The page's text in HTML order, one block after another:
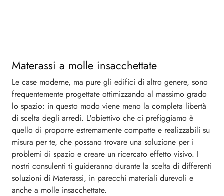
Materassi a molle insacchettate
Le case moderne, ma pure gli edifici di altro genere, sono
frequentemente progettate ottimizzando al massimo grado
lo spazio: in questo modo viene meno la completa libertà
di scelta degli arredi. L'obiettivo che ci prefiggiamo è
quello di proporre estremamente compatte e realizzabili su
misura per te, che possano trovare una soluzione per i
problemi di spazio e creare un ricercato effetto visivo. I
nostri consulenti ti guideranno durante la scelta di differenti
soluzioni di Materassi, in parecchi materiali durevoli e
anche a molle insacchettate.